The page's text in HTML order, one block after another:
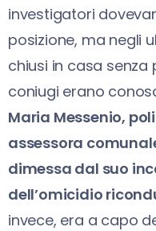
investigatori
posizione, ma negli
chiusi in casa senza
coniugi erano
Maria Messenio,
assessora
dimessa dal suo
dell’omicidio
invece, era a capo